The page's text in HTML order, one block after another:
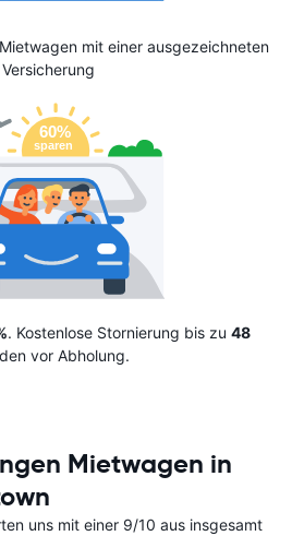
mit einer ausgezeichneten
Versicherung
. Kostenlose Stornierung bis zu 48
vor Abholung.
Mietwagen in
uns mit einer 9/10 aus insgesamt